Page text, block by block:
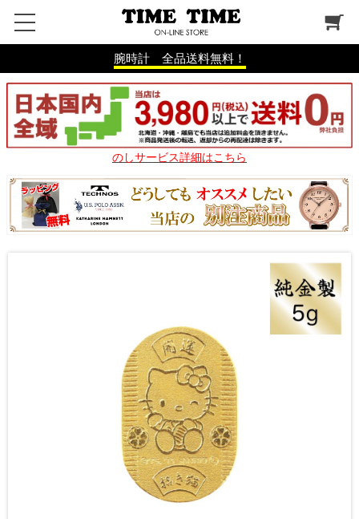
腕時計 全品送料無料！
のしサービス詳細はこちら